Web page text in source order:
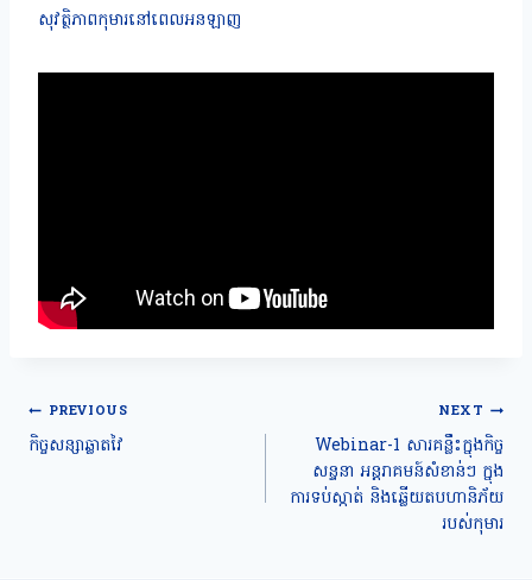
សុវត្ថិភាពកុមារនៅពេលអនឡាញ
Post
navigation
PREVIOUS
កិច្ចសន្សាឆ្លាតវៃ
NEXT
Webinar-1 សារគន្លឹះក្នុងកិច្ច
សន្ទនា អន្តរាគមន៍សំខាន់ៗ ក្នុង
ការទប់ស្កាត់ និងឆ្លើយតបហានិភ័យ
របស់កុមារ